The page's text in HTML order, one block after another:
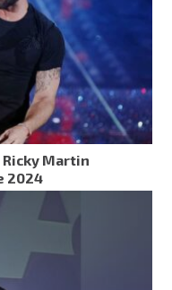
Ricky Martin
2024